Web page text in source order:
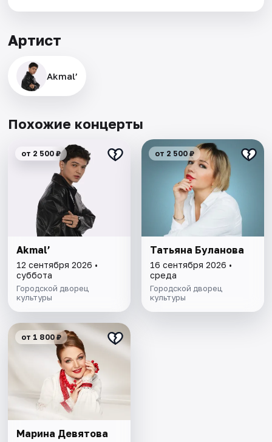
Артист
Akmal’
Похожие концерты
от 2 500 ₽
Akmal’
12 сентября 2026 •
суббота
Городской дворец
культуры
от 2 500 ₽
Татьяна Буланова
16 сентября 2026 •
среда
Городской дворец
культуры
от 1 800 ₽
Марина Девятова